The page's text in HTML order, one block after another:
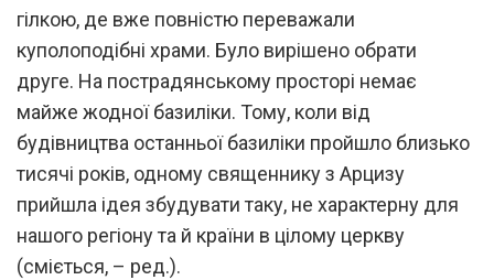
гілкою, де вже повністю переважали
куполоподібні храми. Було вирішено обрати
друге. На пострадянському просторі немає
майже жодної базиліки. Тому, коли від
будівництва останньої базиліки пройшло близько
тисячі років, одному священнику з Арцизу
прийшла ідея збудувати таку, не характерну для
нашого регіону та й країни в цілому церкву
(сміється, – ред.).